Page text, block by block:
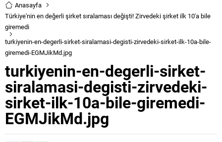
Anasayfa
Türkiye'nin en değerli şirket sıralaması değişti! Zirvedeki şirket ilk 10'a bile
giremedi
turkiyenin-en-degerli-sirket-siralamasi-degisti-zirvedeki-sirket-ilk-10a-bile-
giremedi-EGMJikMd.jpg
turkiyenin-en-degerli-sirket-
siralamasi-degisti-zirvedeki-
sirket-ilk-10a-bile-giremedi-
EGMJikMd.jpg